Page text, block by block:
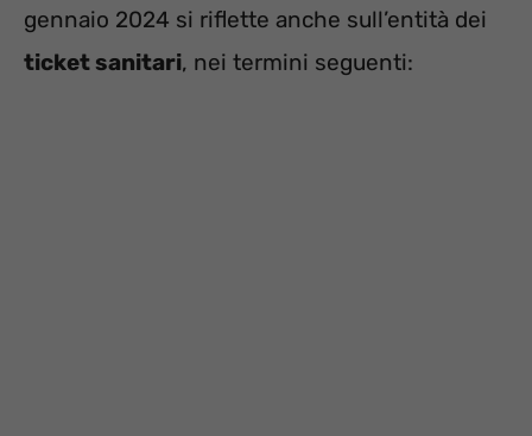
gennaio 2024 si riflette anche sull’entità dei
ticket sanitari, nei termini seguenti: